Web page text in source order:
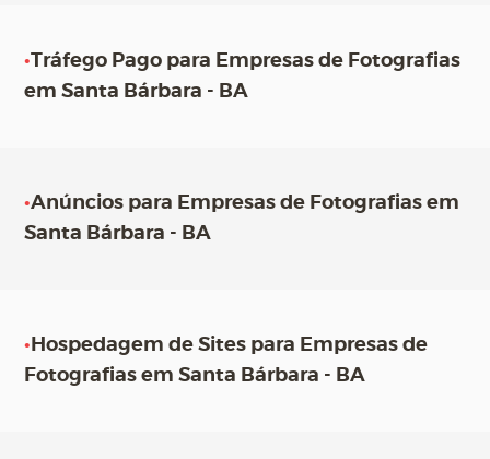
•Tráfego Pago para Empresas de Fotografias
em Santa Bárbara - BA
•Anúncios para Empresas de Fotografias em
Santa Bárbara - BA
• Hospedagem de Sites para Empresas de
Fotografias em Santa Bárbara - BA